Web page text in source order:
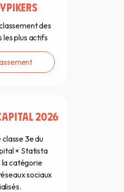
des
plus actifs
2026
3e du
× Statista
la catégorie
sociaux